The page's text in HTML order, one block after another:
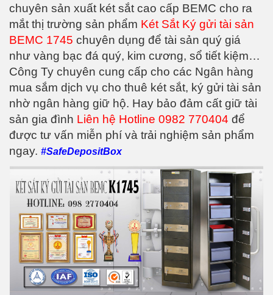
chuyên sản xuất két sắt cao cấp BEMC cho ra
mắt thị trường sản phẩm Két Sắt Ký gửi tài sản
BEMC 1745 chuyên dụng để tài sản quý giá
như vàng bạc đá quý, kim cương, sổ tiết kiệm…
Công Ty chuyên cung cấp cho các Ngân hàng
mua sắm dịch vụ cho thuê két sắt, ký gửi tài sản
nhờ ngân hàng giữ hộ. Hay bảo đảm cất giữ tài
sản gia đình Liên hệ Hotline 0982 770404 để
được tư vấn miễn phí và trải nghiệm sản phẩm
ngay. #SafeDepositBox